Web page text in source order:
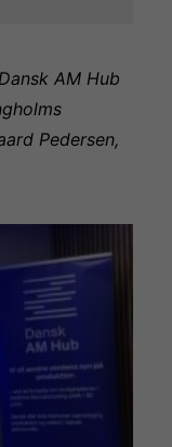
AM Hub
Pedersen,